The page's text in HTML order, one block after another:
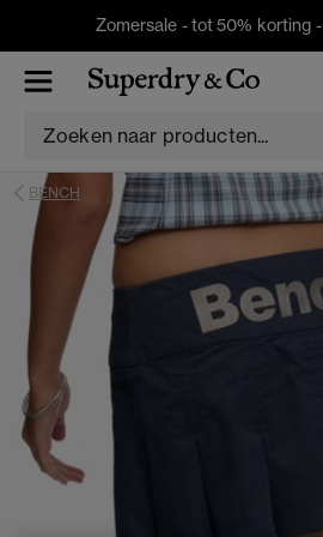
Zomersale - tot 50% korting -
BENCH